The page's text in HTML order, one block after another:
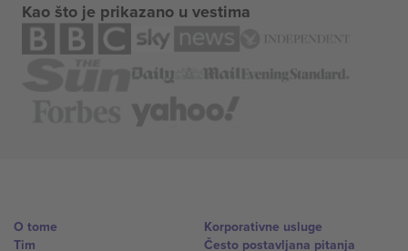
Kao što je prikazano u vestima
O tome
Tim
Korporativne usluge
Često postavljana pitanja